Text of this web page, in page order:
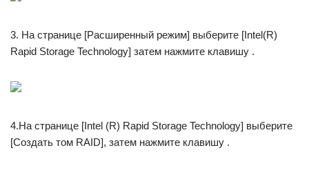
3. На странице [Расширенный режим] выберите [Intel(R)
Rapid Storage Technology] затем нажмите клавишу .
4.На странице [Intel (R) Rapid Storage Technology] выберите
[Создать том RAID], затем нажмите клавишу .